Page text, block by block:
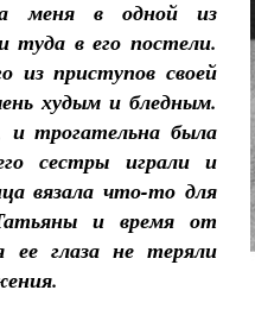
меня в одной из
туда в его постели.
из приступов своей
худым и бледным.
и трогательна была
сестры играли и
вязала что-то для
и время от
ее глаза не теряли